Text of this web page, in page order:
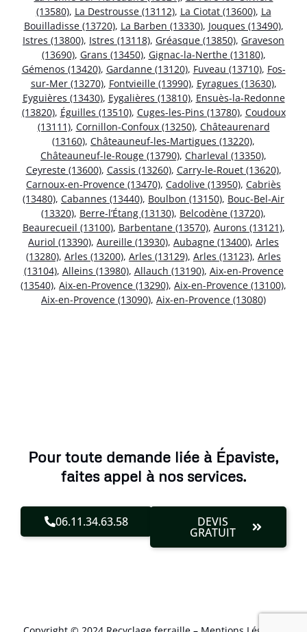
(13580), La Destrousse (13112), La Ciotat (13600), La
Bouilladisse (13720), La Barben (13330), Jouques (13490),
Istres (13800), Istres (13118), Gréasque (13850), Graveson
(13690), Grans (13450), Gignac-la-Nerthe (13180),
Gémenos (13420), Gardanne (13120), Fuveau (13710), Fos-
sur-Mer (13270), Fontvieille (13990), Eyragues (13630),
Eyguières (13430), Eygalières (13810), Ensuès-la-Redonne
(13820), Éguilles (13510), Cuges-les-Pins (13780), Coudoux
(13111), Cornillon-Confoux (13250), Châteaurenard
(13160), Châteauneuf-les-Martigues (13220),
Châteauneuf-le-Rouge (13790), Charleval (13350),
Ceyreste (13600), Cassis (13260), Carry-le-Rouet (13620),
Carnoux-en-Provence (13470), Cadolive (13950), Cabriès
(13480), Cabannes (13440), Boulbon (13150), Bouc-Bel-Air
(13320), Berre-l’Étang (13130), Belcodène (13720),
Beaurecueil (13100), Barbentane (13570), Aurons (13121),
Auriol (13390), Aureille (13930), Aubagne (13400), Arles
(13280), Arles (13200), Arles (13129), Arles (13123), Arles
(13104), Alleins (13980), Allauch (13190), Aix-en-Provence
(13540), Aix-en-Provence (13290), Aix-en-Provence (13100),
Aix-en-Provence (13090), Aix-en-Provence (13080)
Pour toute demande liée à Épaviste,
faites appel à nos services.
06.11.34.63.58 DEVIS
GRATUIT